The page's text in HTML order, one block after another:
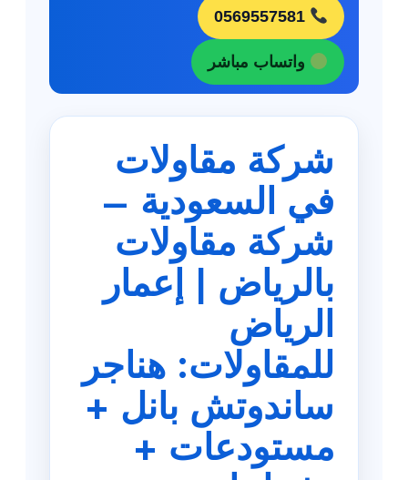
0569557581
واتساب مباشر
شركة مقاولات
في السعودية –
شركة مقاولات
بالرياض | إعمار
الرياض
للمقاولات: هناجر
ساندوتش بانل +
مستودعات +